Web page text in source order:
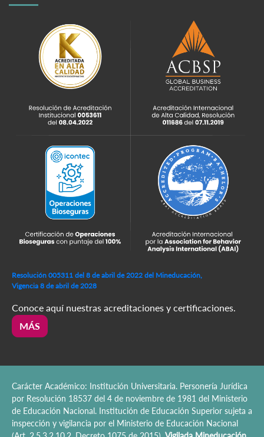
Resolución 005311 del 8 de abril de 2022 del Mineducación,
Vigencia 8 de abril de 2028
Conoce aquí nuestras acreditaciones y certificaciones.
MÁS
Carácter Académico: Institución Universitaria. Personería Jurídica
por Resolución 18537 del 4 de noviembre de 1981 del Ministerio
de Educación Nacional. Institución de Educación Superior sujeta a
inspección y vigilancia por el Ministerio de Educación Nacional